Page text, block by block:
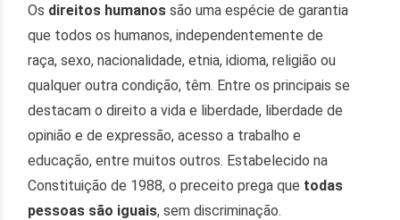
Os direitos humanossão uma espécie de garantia
que todos os humanos, independentemente de
raça, sexo, nacionalidade, etnia, idioma, religião ou
qualquer outra condição, têm. Entre os principais se
destacam o direito a vida e liberdade, liberdade de
opinião e de expressão, acesso a trabalho e
educação, entre muitos outros. Estabelecido na
Constituição de 1988, o preceito prega que todas
pessoas são iguais, sem discriminação.